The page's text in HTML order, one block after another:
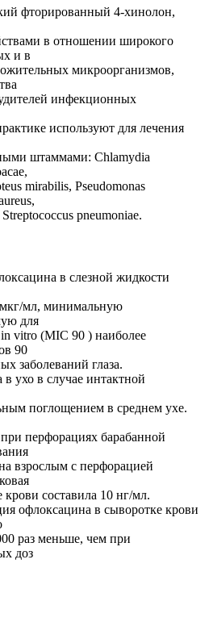
фторированный 4-хинолон,
в отношении широкого
и в
микроорганизмов,
инфекционных
используют для лечения
штаммами: Chlamydia
mirabilis, Pseudomonas
pneumoniae.
в слезной жидкости
мл, минимальную
для
vitro (MIC 90 ) наиболее
90
заболеваний глаза.
ухо в случае интактной
поглощением в среднем ухе.
перфорациях барабанной
взрослым с перфорацией
составила 10 нг/мл.
офлоксацина в сыворотке крови
раз меньше, чем при
доз